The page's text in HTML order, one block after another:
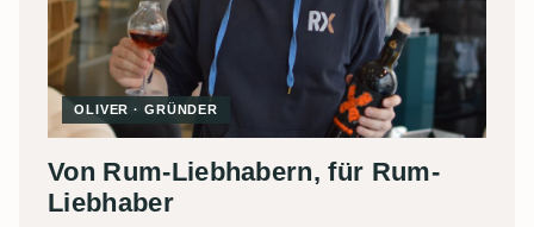
OLIVER · GRÜNDER
Von Rum-Liebhabern, für Rum-
Liebhaber